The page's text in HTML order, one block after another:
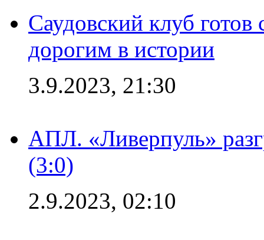
Саудовский клуб
дорогим в истории
3.9.2023, 21:30
АПЛ. «Ливерпуль»
(3:0)
2.9.2023, 02:10